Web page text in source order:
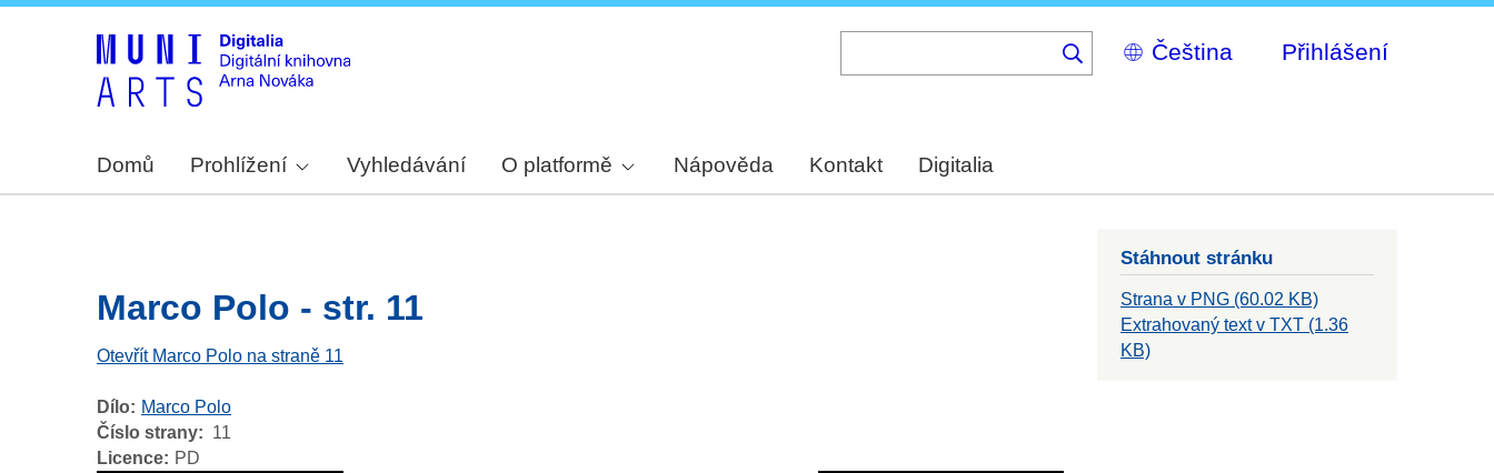
Select
your
Přihlášení
Domů Prohlížení Vyhledávání O platformě Nápověda Kontakt Digitalia
Marco Polo - str. 11
Otevřít Marco Polo na straně 11
Dílo
Marco Polo
Číslo strany
11
Licence
PD
Stáhnout stránku
Strana v PNG (60.02 KB)
Extrahovaný text v TXT (1.36
KB)